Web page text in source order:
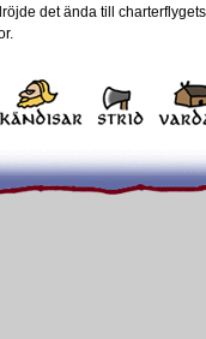
det ända till